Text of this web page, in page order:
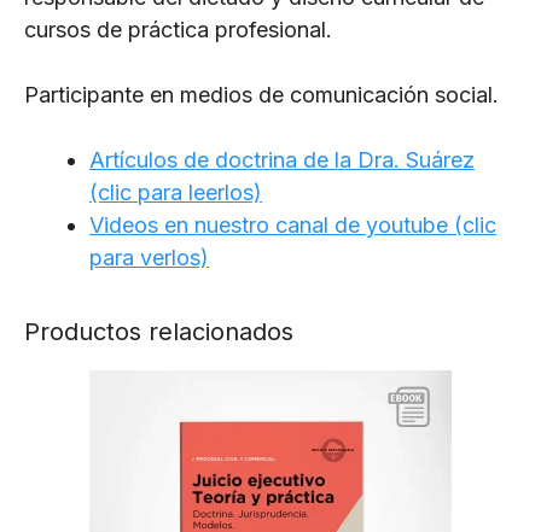
cursos de práctica profesional.
Participante en medios de comunicación social.
Artículos de doctrina de la Dra. Suárez
(clic para leerlos)
Videos en nuestro canal de youtube (clic
para verlos)
Productos relacionados